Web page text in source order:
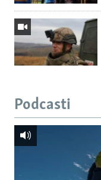
Podcasti